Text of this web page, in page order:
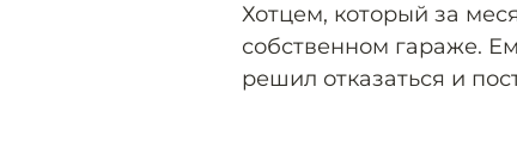
Хотцем, который за
собственном гараже.
решил отказаться и